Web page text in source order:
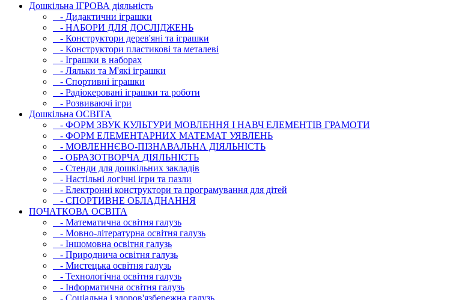
Дошкільна ІГРОВА діяльність
- Дидактични іграшки
- НАБОРИ ДЛЯ ДОСЛІДЖЕНЬ
- Конструктори дерев'яні та іграшки
- Конструктори пластикові та металеві
- Іграшки в наборах
- Ляльки та М'які іграшки
- Спортивні іграшки
- Радіокеровані іграшки та роботи
- Розвиваючі ігри
Дошкільна ОСВIТА
- ФОРМ ЗВУК КУЛЬТУРИ МОВЛЕННЯ І НАВЧ ЕЛЕМЕНТІВ ГРАМОТИ
- ФОРМ ЕЛЕМЕНТАРНИХ МАТЕМАТ УЯВЛЕНЬ
- МОВЛЕННЄВО-ПІЗНАВАЛЬНА ДІЯЛЬНІСТЬ
- ОБРАЗОТВОРЧА ДІЯЛЬНІСТЬ
- Стенди для дошкільних закладів
- Настільні логічні ігри та пазли
- Електронні конструктори та програмування для дітей
- СПОРТИВНЕ ОБЛАДНАННЯ
ПОЧАТКОВА ОСВIТА
- Математична освітня галузь
- Мовно-літературна освітня галузь
- Iншомовна освітня галузь
- Природнича освітня галузь
- Мистецька освітня галузь
- Технологічна освітня галузь
- Інфopматична освітня галузь